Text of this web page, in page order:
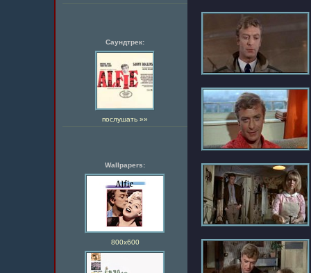
Саундтрек:
послушать »»
Wallpapers:
800х600